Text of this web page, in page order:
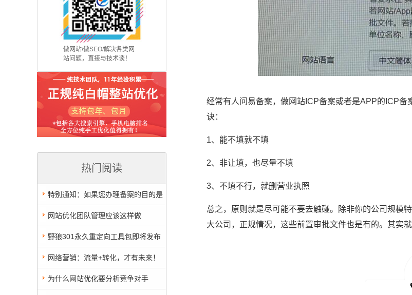
做网站/做SEO/解决各类网
站问题，直接与技术谈！
热门阅读
特别通知：如果您办理备案的目的是
卖域名，我司拒绝接单
网站优化团队管理应该这样做
野狼301永久重定向工具包即将发布
敬请期待
网络营销：流量+转化，才有未来！
为什么网站优化要分析竞争对手
经常有人问易备案，做网站ICP备案或者是APP的ICP
诀：
1、能不填就不填
2、非让填，也尽量不填
3、不填不行，就删营业执照
总之，原则就是尽可能不要去触碰。除非你的公司规模
大公司，正规情况，这些前置审批文件也是有的。其实